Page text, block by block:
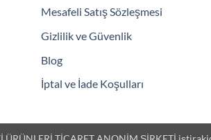
Mesafeli Satış Sözleşmesi
Gizlilik ve Güvenlik
Blog
İptal ve İade Koşulları